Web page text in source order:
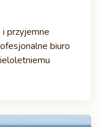
przyjemne
biuro